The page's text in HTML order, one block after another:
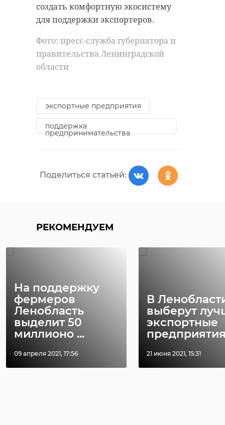
создать комфортную экосистему
для поддержки экспортеров.
Фото: пресс-служба губернатора и
правительства Ленинградской
области
экспортные предприятия
поддержка
предпринимательства
Поделиться статьей:
РЕКОМЕНДУЕМ
На поддержку
фермеров
Ленобласть
выделит 50
миллионо ...
09 апреля 2021, 17:56
В
выберут
экспортные
21 июня 2021, 15:31